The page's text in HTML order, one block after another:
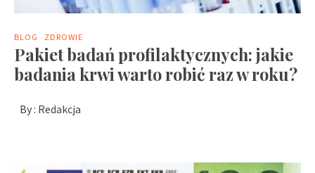
BLOG ZDROWIE
Pakiet badań profilaktycznych: jakie
badania krwi warto robić raz w roku?
By : Redakcja